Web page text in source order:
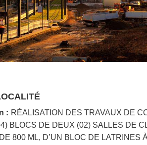
: RÉALISATION DES TRAVAUX DE
BLOCS DE DEUX (02) SALLES DE
800 ML, D’UN BLOC DE LATRINES